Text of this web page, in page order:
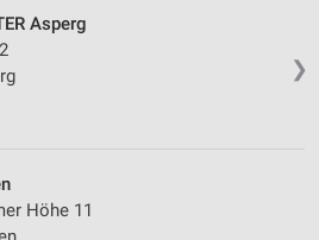
❯
Asperg
Höhe 11